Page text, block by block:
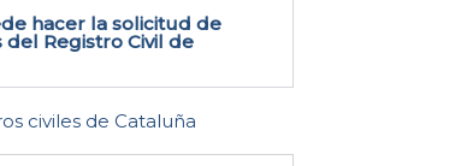
hacer la solicitud de
Registro Civil de
civiles de Cataluña